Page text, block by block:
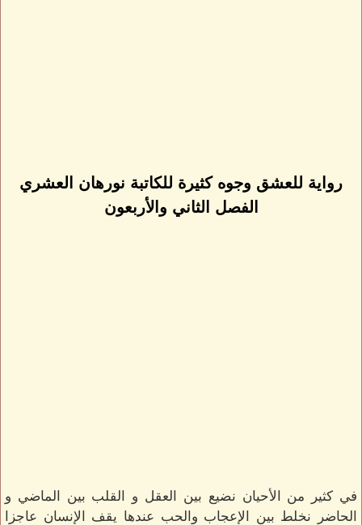
رواية للعشق وجوه كثيرة للكاتبة نورهان العشري
الفصل الثاني والأربعون
في كثير من الأحيان نضيع بين العقل و القلب بين الماضي و
الحاضر نخلط بين الإعجاب والحب عندها يقف الإنسان عاجزا